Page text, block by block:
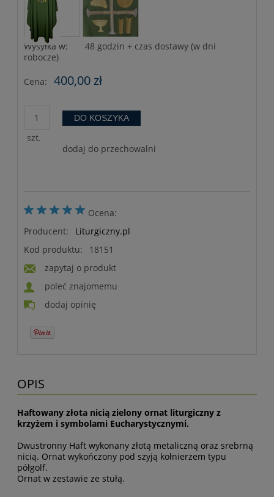
Wysyłka w:
48 godzin + czas dostawy (w dni
robocze)
Cena: 400,00 zł
szt.
DO KOSZYKA
dodaj do przechowalni
Ocena:
Producent:
Liturgiczny.pl
Kod produktu:
18151
zapytaj o produkt
poleć znajomemu
dodaj opinię
OPIS
Haftowany złota nicią zielony ornat liturgiczny z
krzyżem i symbolami Eucharystycznymi.
Dwustronny Haft wykonany złotą metaliczną oraz srebrną
nicią. Ornat wykończony pod szyją kołnierzem typu
półgolf.
Ornat w zestawie ze stułą.